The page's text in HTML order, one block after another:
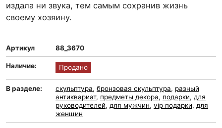
издала ни звука, тем самым сохранив жизнь
своему хозяину.
Артикул 88_3670
Наличие: Продано
В разделе: скульптура, бронзовая скульптура, разный
антиквариат, предметы декора, подарки, для
руководителей, для мужчин, vip подарки, для
женщин